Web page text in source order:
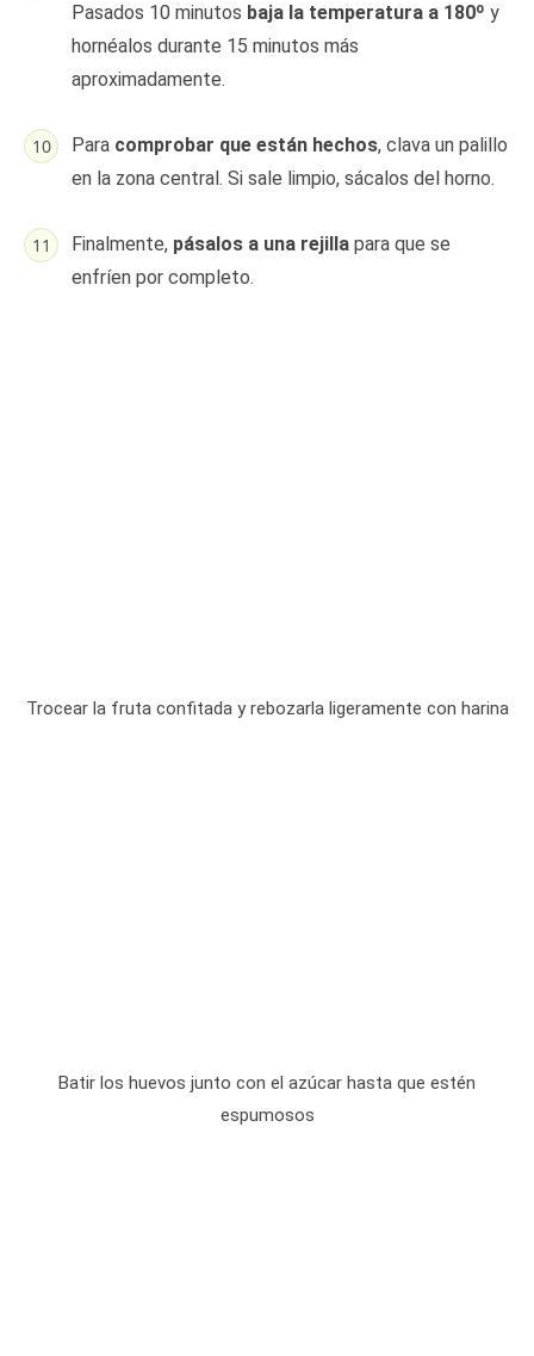
Pasados 10 minutos baja la temperatura a 180º y
hornéalos durante 15 minutos más
aproximadamente.
Para comprobar que están hechos, clava un palillo
en la zona central. Si sale limpio, sácalos del horno.
Finalmente, pásalos a una rejilla para que se
enfríen por completo.
Trocear la fruta confitada y rebozarla ligeramente con harina
Batir los huevos junto con el azúcar hasta que estén
espumosos